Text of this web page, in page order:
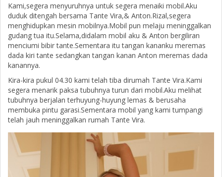
Kami,segera menyuruhnya untuk segera menaiki mobil.Aku
duduk ditengah bersama Tante Vira,& Anton.Rizal,segera
menghidupkan mesin mobilnya.Mobil pun melaju meninggalkan
gudang tua itu.Selama,didalam mobil aku & Anton bergiliran
menciumi bibir tante.Sementara itu tangan kananku meremas
dada kiri tante sedangkan tangan kanan Anton meremas dada
kanannya.
Kira-kira pukul 04.30 kami telah tiba dirumah Tante Vira.Kami
segera menarik paksa tubuhnya turun dari mobil.Aku melihat
tubuhnya berjalan terhuyung-huyung lemas & berusaha
membuka pintu garasi.Sementara mobil yang kami tumpangi
telah jauh meninggalkan rumah Tante Vira.